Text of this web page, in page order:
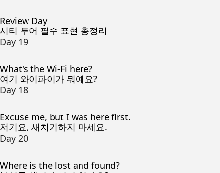
Review Day
시티 투어 필수 표현 총정리
Day 19
What's the Wi-Fi here?
여기 와이파이가 뭐예요?
Day 18
Excuse me, but I was here first.
저기요, 새치기하지 마세요.
Day 20
Where is the lost and found?